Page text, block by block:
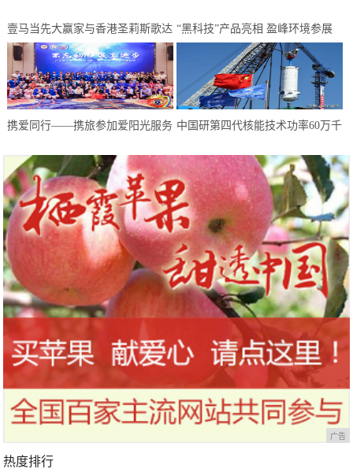
壹马当先大赢家与香港圣莉斯歌达
成全国战略合作，共创美业，共赢
未来
“黑科技”产品亮相 盈峰环境参展
中国环博会广州展受热捧
携爱同行——携旅参加爱阳光服务 中国研第四代核能技术功率60万千
广告
热度排行